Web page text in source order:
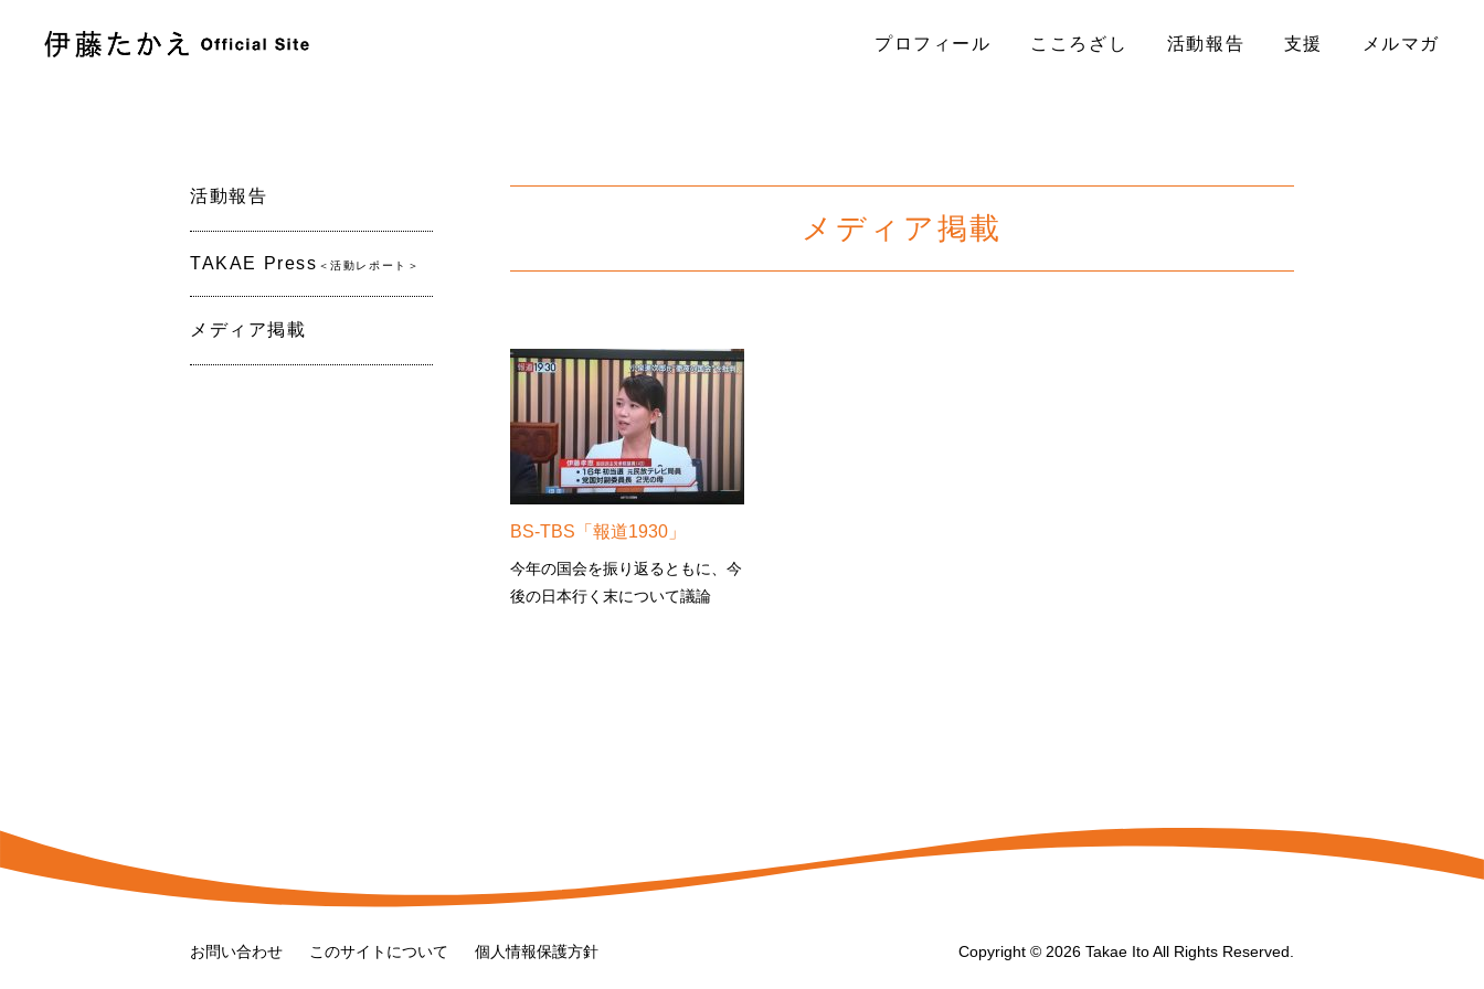
プロフィール こころざし 活動報告 支援 メルマガ
活動報告
TAKAE Press ＜活動レポート＞
メディア掲載
メディア掲載
BS-TBS「報道1930」
今年の国会を振り返るともに、今
後の日本行く末について議論
お問い合わせ このサイトについて 個人情報保護方針 Copyright © 2026 Takae Ito All Rights Reserved.